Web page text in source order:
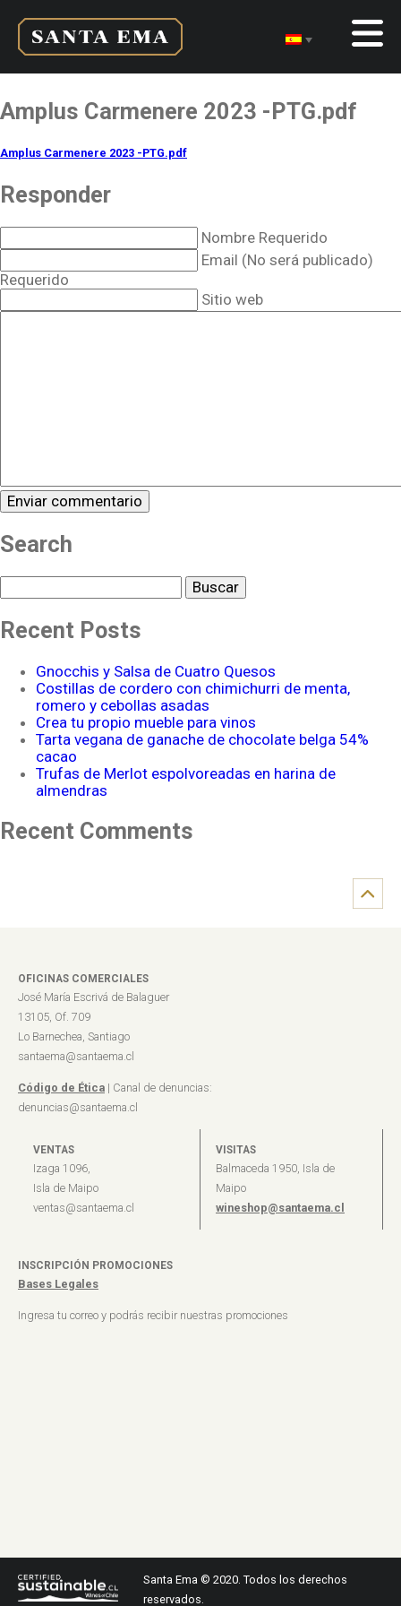
Amplus Carmenere 2023 -PTG.pdf
Amplus Carmenere 2023 -PTG.pdf
Responder
Nombre Requerido
Email (No será publicado)
Requerido
Sitio web
Search
Recent Posts
Gnocchis y Salsa de Cuatro Quesos
Costillas de cordero con chimichurri de menta,
romero y cebollas asadas
Crea tu propio mueble para vinos
Tarta vegana de ganache de chocolate belga 54%
cacao
Trufas de Merlot espolvoreadas en harina de
almendras
Recent Comments
OFICINAS COMERCIALES
José María Escrivá de Balaguer
13105, Of. 709
Lo Barnechea, Santiago
santaema@santaema.cl
Código de Ética | Canal de denuncias:
denuncias@santaema.cl
VENTAS
Izaga 1096,
Isla de Maipo
ventas@santaema.cl
VISITAS
Balmaceda 1950, Isla de
Maipo
wineshop@santaema.cl
INSCRIPCIÓN PROMOCIONES
Bases Legales
Ingresa tu correo y podrás recibir nuestras promociones
Santa Ema © 2020. Todos los derechos
reservados.